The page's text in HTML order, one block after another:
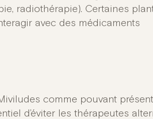
radiothérapie). Certaines
avec des médicaments
comme pouvant
d’éviter les thérapeutes